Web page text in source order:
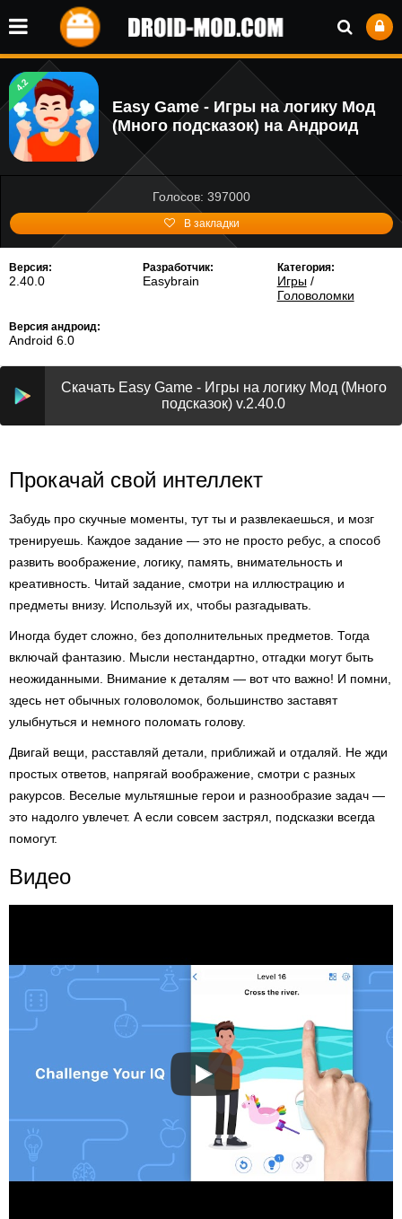
4.2
Easy Game - Игры на логику Мод
(Много подсказок) на Андроид
Голосов: 397000
В закладки
Версия:
2.40.0
Разработчик:
Easybrain
Категория:
Игры/
Головоломки
Версия андроид:
Android 6.0
Скачать Easy Game - Игры на логику Мод (Много
подсказок) v.2.40.0
Прокачай свой интеллект
Забудь про скучные моменты, тут ты и развлекаешься, и мозг
тренируешь. Каждое задание — это не просто ребус, а способ
развить воображение, логику, память, внимательность и
креативность. Читай задание, смотри на иллюстрацию и
предметы внизу. Используй их, чтобы разгадывать.
Иногда будет сложно, без дополнительных предметов. Тогда
включай фантазию. Мысли нестандартно, отгадки могут быть
неожиданными. Внимание к деталям — вот что важно! И помни,
здесь нет обычных головоломок, большинство заставят
улыбнуться и немного поломать голову.
Двигай вещи, расставляй детали, приближай и отдаляй. Не жди
простых ответов, напрягай воображение, смотри с разных
ракурсов. Веселые мультяшные герои и разнообразие задач —
это надолго увлечет. А если совсем застрял, подсказки всегда
помогут.
Видео